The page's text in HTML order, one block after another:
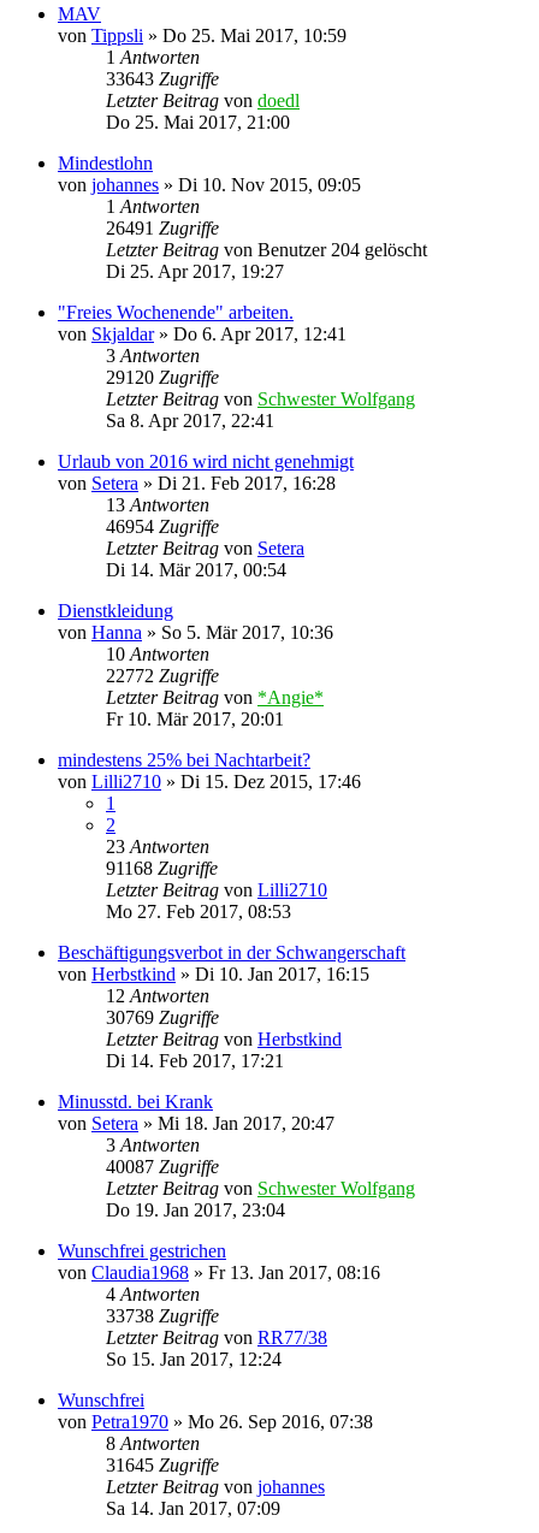
MAV
von Tippsli » Do 25. Mai 2017, 10:59
1 Antworten
33643 Zugriffe
Letzter Beitrag von doedl
Do 25. Mai 2017, 21:00
Mindestlohn
von johannes » Di 10. Nov 2015, 09:05
1 Antworten
26491 Zugriffe
Letzter Beitrag von Benutzer 204 gelöscht
Di 25. Apr 2017, 19:27
"Freies Wochenende" arbeiten.
von Skjaldar» Do 6. Apr 2017, 12:41
3 Antworten
29120 Zugriffe
Letzter Beitrag von Schwester Wolfgang
Sa 8. Apr 2017, 22:41
Urlaub von 2016 wird nicht genehmigt
von Setera » Di 21. Feb 2017, 16:28
13 Antworten
46954 Zugriffe
Letzter Beitrag von Setera
Di 14. Mär 2017, 00:54
Dienstkleidung
von Hanna » So 5. Mär 2017, 10:36
10 Antworten
22772 Zugriffe
Letzter Beitrag von *Angie*
Fr 10. Mär 2017, 20:01
mindestens 25% bei Nachtarbeit?
von Lilli2710 » Di 15. Dez 2015, 17:46
1
2
23 Antworten
91168 Zugriffe
Letzter Beitrag von Lilli2710
Mo 27. Feb 2017, 08:53
Beschäftigungsverbot in der Schwangerschaft
von Herbstkind » Di 10. Jan 2017, 16:15
12 Antworten
30769 Zugriffe
Letzter Beitrag von Herbstkind
Di 14. Feb 2017, 17:21
Minusstd. bei Krank
von Setera » Mi 18. Jan 2017, 20:47
3 Antworten
40087 Zugriffe
Letzter Beitrag von Schwester Wolfgang
Do 19. Jan 2017, 23:04
Wunschfrei gestrichen
von Claudia1968 » Fr 13. Jan 2017, 08:16
4 Antworten
33738 Zugriffe
Letzter Beitrag von RR77/38
So 15. Jan 2017, 12:24
Wunschfrei
von Petra1970 » Mo 26. Sep 2016, 07:38
8 Antworten
31645 Zugriffe
Letzter Beitrag von johannes
Sa 14. Jan 2017, 07:09